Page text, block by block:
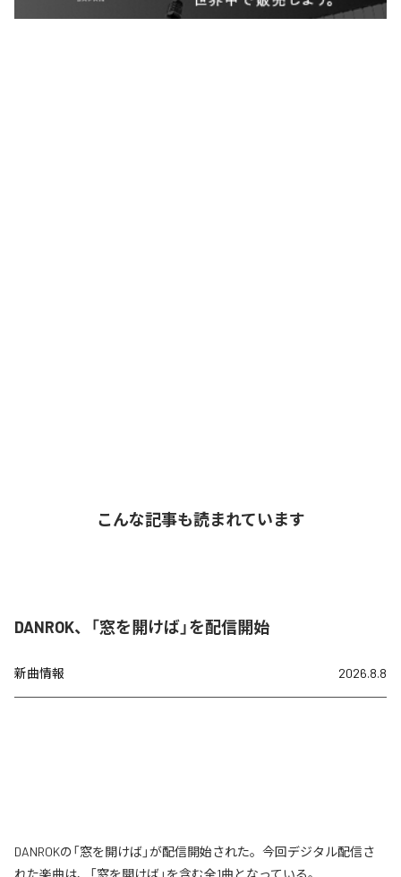
こんな記事も読まれています
DANROK、「窓を開けば」を配信開始
新曲情報 2026.8.8
DANROKの「窓を開けば」が配信開始された。今回デジタル配信さ